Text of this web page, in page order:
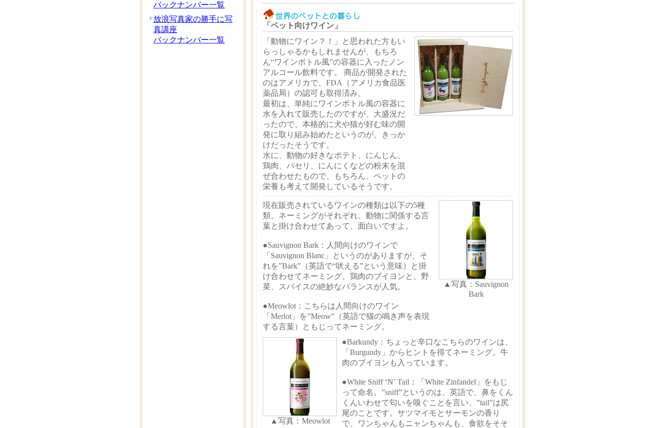
バックナンバー一覧
放浪写真家の勝手に写
真講座
バックナンバー一覧
「ペット向けワイン」
「動物にワイン？！」と思われた方もい
らっしゃるかもしれませんが、もちろ
ん“ワインボトル風”の容器に入ったノン
アルコール飲料です。 商品が開発された
のはアメリカで、FDA（アメリカ食品医
薬品局）の認可も取得済み。
最初は、単純にワインボトル風の容器に
水を入れて販売したのですが、大盛況だ
ったので、本格的に犬や猫が好む味の開
発に取り組み始めたというのが、きっか
けだったそうです。
水に、動物の好きなポテト、にんじん、
鶏肉、パセリ、にんにくなどの粉末を混
ぜ合わせたもので、もちろん、ペットの
栄養も考えて開発しているそうです。
現在販売されているワインの種類は以下の5種
類。ネーミングがそれぞれ、動物に関係する言
葉と掛け合わせてあって、面白いですよ。
●Sauvignon Bark ：人間向けのワインで
「Sauvignon Blanc」というのがありますが、そ
れを”Bark”（英語で“吠える”という意味）と掛
け合わせてネーミング。鶏肉のブイヨンと、野
菜、スパイスの絶妙なバランスが人気。
●Meowlot ：こちらは人間向けのワイン
「Merlot」を”Meow”（英語で猫の鳴き声を表現
する言葉）ともじってネーミング。
▲写真：Sauvignon
Bark
▲写真：Meowlot
●Barkundy ：ちょっと辛口なこちらのワインは、
「Burgundy」からヒントを得てネーミング。牛
肉のブイヨンも入っています。
●White Sniff ‘N’ Tail ：「White Zinfandel」をもじ
って命名。”sniff”というのは、英語で、鼻をくん
くんいわせて匂いを嗅ぐことを言い、”tail”は尻
尾のことです。サツマイモとサーモンの香り
で、ワンちゃんもニャンちゃんも、食欲をそそ